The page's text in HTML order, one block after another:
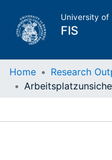
University of
FIS
Home
Home Research